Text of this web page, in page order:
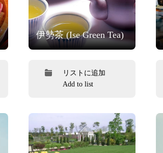
伊勢茶 (Ise Green Tea)
リストに追加
Add to list